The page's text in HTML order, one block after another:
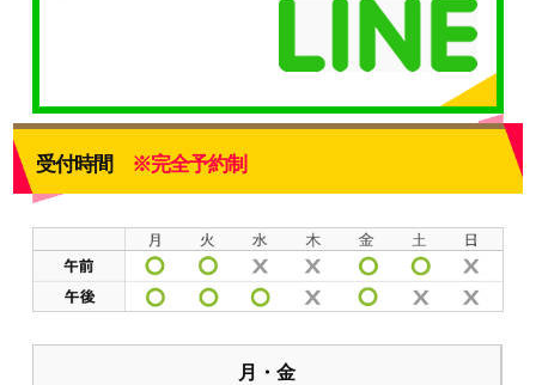
受付時間 ※完全予約制
月・金